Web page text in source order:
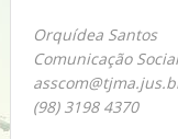
Orquídea Santos
Comunicação
(98) 3198 4370